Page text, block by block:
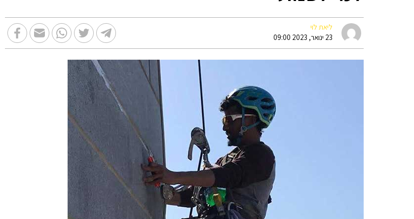
ליאת לוי
23 ינואר, 2023 09:00